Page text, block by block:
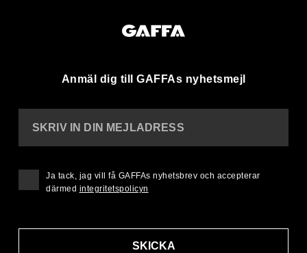
Anmäl dig till GAFFAs nyhetsmejl
SKRIV IN DIN MEJLADRESS
SKICKA
Ja tack, jag vill få GAFFAs nyhetsbrev och accepterar
därmed integritetspolicyn